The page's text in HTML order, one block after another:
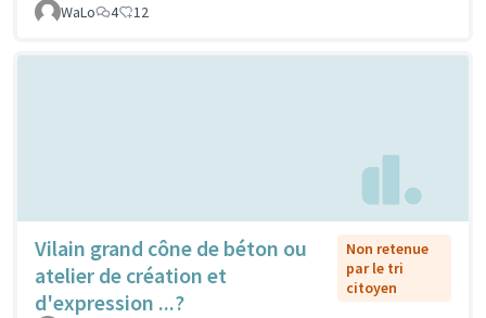
WaLo 4 12
Vilain grand cône de béton ou
atelier de création et
d'expression ...?
Non retenue
par le tri
citoyen